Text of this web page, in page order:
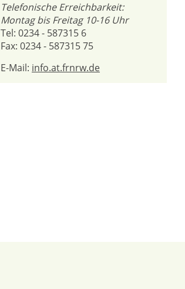
Telefonische Erreichbarkeit:
Montag bis Freitag 10-16 Uhr
Tel: 0234 - 587315 6
Fax: 0234 - 587315 75
E-Mail: info.at.frnrw.de